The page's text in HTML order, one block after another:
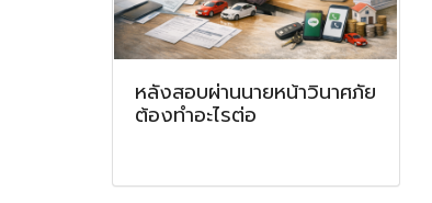
หลังสอบผ่านนายหน้าวินาศภัย
ต้องทำอะไรต่อ